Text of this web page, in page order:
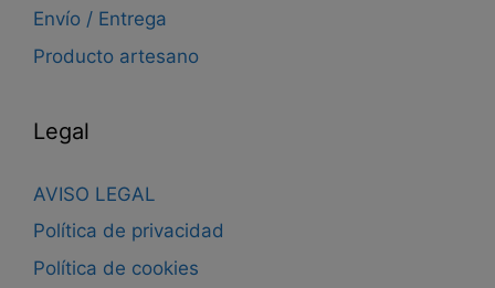
Envío / Entrega
Producto artesano
Legal
AVISO LEGAL
Política de privacidad
Política de cookies